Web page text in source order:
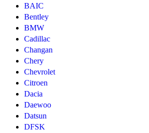
BAIC
Bentley
BMW
Cadillac
Changan
Chery
Chevrolet
Citroen
Dacia
Daewoo
Datsun
DFSK